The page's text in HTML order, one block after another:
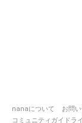
nanaについて
お問
コミュニティガイドラ